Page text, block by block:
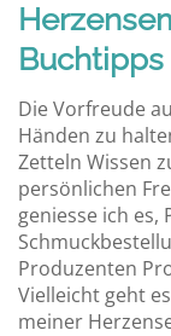
Buchtipps
Die Vorfreude
Händen zu
Zetteln Wissen
persönlichen
geniesse ich es,
Produzenten
Vielleicht geht
meiner